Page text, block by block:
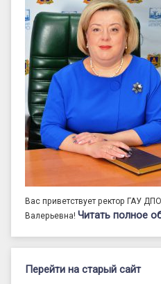
Вас приветствует ректор ГАУ
Валерьевна! Читать полное
Перейти на старый сайт